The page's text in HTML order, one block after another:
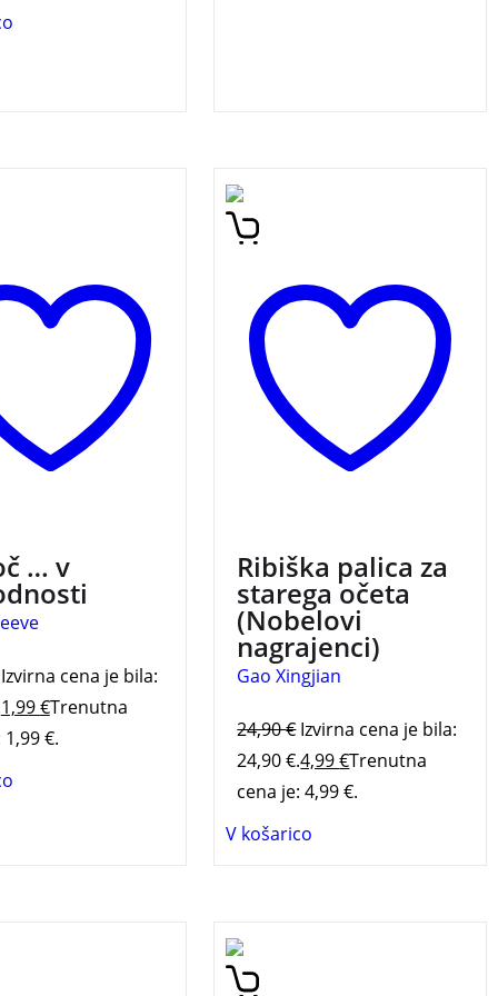
roman, ki
ter pripoved
z ganljivo
zgodbo.
… v
Izvirna cena je bila:
1,99€Trenutna
€.
Zanimivo, pisano in
jezikovno izjemno bogato
iskanjem izgubljenega
otroštva, iskanjem narave,
nežnosti… Je del prestižne
zbirke Nobelovih
nagrajencev za
književnost.
Ribiška palica za
starega očeta
(Nobelovi
nagrajenci)
Gao Xingjian
24,90€ Izvirna cena je bila:
24,90 €.4,99€Trenutna
cena je: 4,99 €.
V košarico
v času
Vrhunsko literarno delo